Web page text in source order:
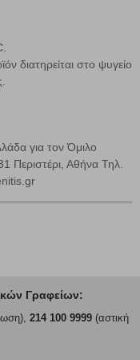
διατηρείται στο ψυγείο
για τον Όμιλο
Αθήνα Τηλ.
Γραφείων:
214 100 9999(αστική